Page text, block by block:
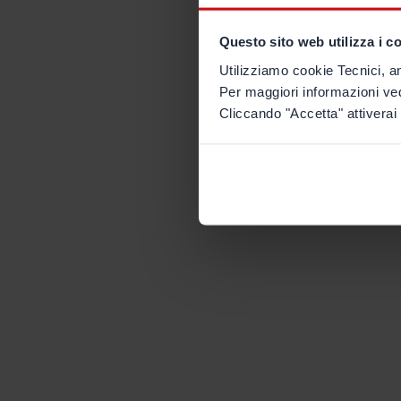
Questo sito web utilizza i
Utilizziamo cookie Tecnici,
Per maggiori informazioni
Cliccando "Accetta"